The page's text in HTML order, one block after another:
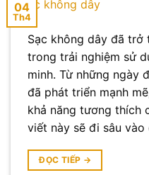
04
Th4
Sạc không dây đã trở
trong trải nghiệm sử
minh. Từ những ngày
đã phát triển mạnh
khả năng tương thích
viết này sẽ đi sâu
ĐỌC TIẾP →